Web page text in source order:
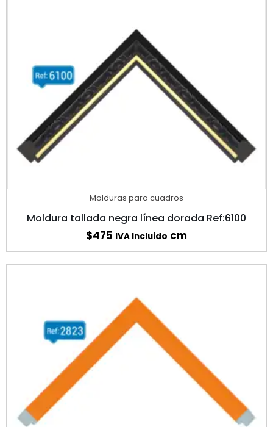
Molduras para cuadros
Moldura tallada negra línea dorada Ref:6100
$475 IVA Incluido cm